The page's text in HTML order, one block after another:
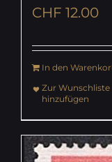
CHF 12.00
In den
Zur Wunschliste
hinzufügen